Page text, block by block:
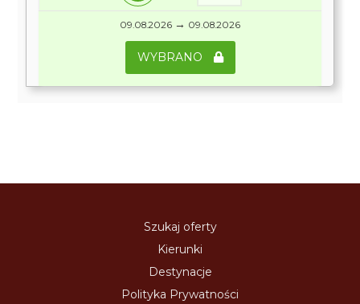
09.08.2026 → 09.08.2026
WYBRANO
Szukaj oferty
Kierunki
Destynacje
Polityka Prywatności